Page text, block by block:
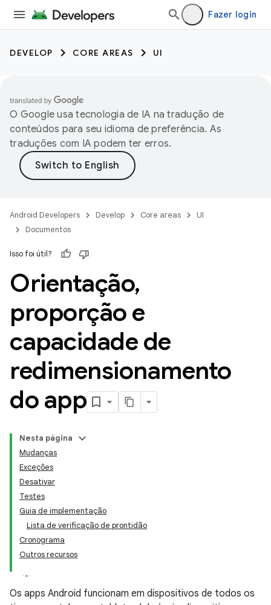
Fazer login
DEVELOP CORE AREAS UI
O Google usa tecnologia de IA na tradução de
conteúdos para seu idioma de preferência. As
traduções com IA podem ter erros.
Android Developers Develop Core areas
UI
Documentos
Isso foi útil?
Orientação,
proporção e
capacidade de
redimensionamento
do app
Nesta página
Mudanças
Exceções
Desativar
Testes
Guia de implementação
Lista de verificação de prontidão
Cronograma
Outros recursos
Os apps Android funcionam em dispositivos de todos os